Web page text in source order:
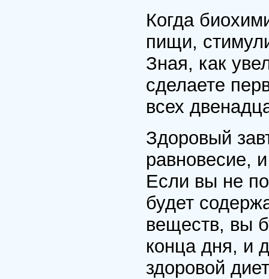
Когда
пищи,
Зная, как
сделаете
всех
Здоровый
равновесие,
Если вы не
будет
веществ, вы
конца дня, и
здоровой